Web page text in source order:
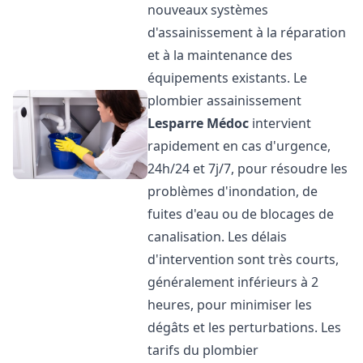
nouveaux systèmes
d'assainissement à la réparation
et à la maintenance des
équipements existants. Le
plombier assainissement
Lesparre Médoc intervient
rapidement en cas d'urgence,
24h/24 et 7j/7, pour résoudre les
problèmes d'inondation, de
fuites d'eau ou de blocages de
canalisation. Les délais
d'intervention sont très courts,
généralement inférieurs à 2
heures, pour minimiser les
dégâts et les perturbations. Les
tarifs du plombier